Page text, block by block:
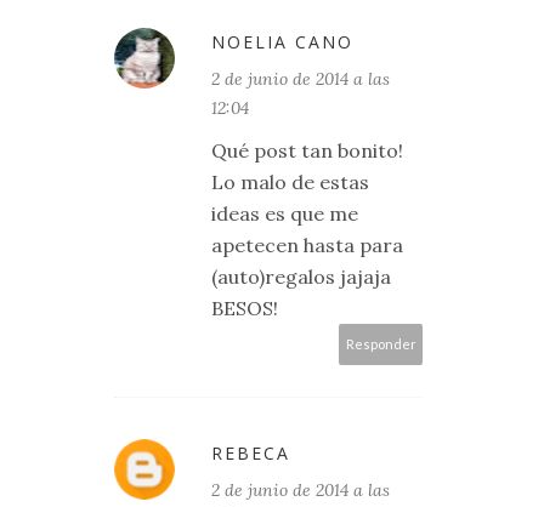
NOELIA CANO
2 de junio de 2014 a las
12:04
Qué post tan bonito!
Lo malo de estas
ideas es que me
apetecen hasta para
(auto)regalos jajaja
BESOS!
Responder
REBECA
2 de junio de 2014 a las